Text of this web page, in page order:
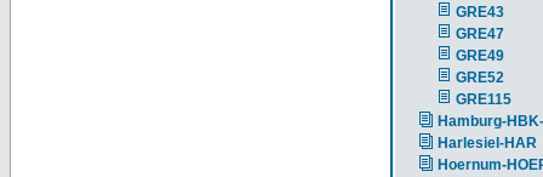
GRE43
GRE47
GRE49
GRE52
GRE115
Hamburg-
Harlesiel-HAR
Hoernum-